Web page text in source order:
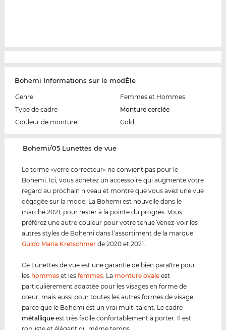
Bohemi Informations sur le modÈle
Genre
Femmes et Hommes
Type de cadre
Monture cerclée
Couleur de monture
Gold
‌Bohemi/05 Lunettes de vue
Le terme «verre correcteur» ne convient pas pour le
Bohemi. Ici, vous achetez un accessoire qui augmente votre
regard au prochain niveau et montre que vous avez une vue
dégagée sur la mode. La Bohemi est nouvelle dans le
marché 2021, pour rester à la pointe du progrès. Vous
préférez une autre couleur pour votre tenue Venez-voir les
autres styles de Bohemi dans l’assortiment de la marque
Guido Maria Kretschmer de 2020 et 2021.
Ce Lunettes de vue est une garantie de bien paraître pour
les hommes et lesfemmes . La monture ovale est
particulièrement adaptée pour les visages en forme de
cœur, mais aussi pour toutes les autres formes de visage,
parce que le Bohemi est un vrai multi talent. Le cadre
métal lique est très facile confortablement à porter. Il est